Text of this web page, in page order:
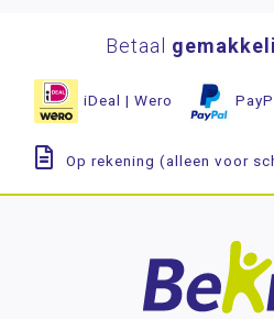
Betaal
iDeal | Wero
Op rekening (alleen voor